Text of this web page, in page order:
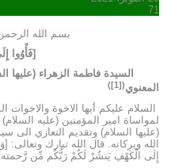
71
بسم الله الرحمن
[فَأْوُوا إِلَى
السيدة فاطمة الزهراء (عليها
المعنوي(
[1]
)
السلام عليكم أيها الاخوة
لمواساة امير المؤمنين (عليه
(عليها السلام) وتقديم التعازي الى
الله وبركاته. قال الله تبارك وتعالى:
إِلَى الْكَهْفِ يَنشُرْ لَكُمْ رَبُّكُم مِّن